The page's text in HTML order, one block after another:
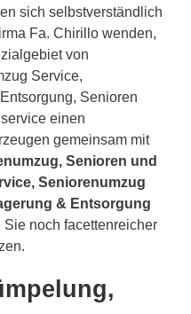
sich selbstverständlich
Fa. Chirillo wenden,
von
Service,
Senioren
einen
gemeinsam mit
Senioren und
Seniorenumzug
& Entsorgung
noch facettenreicher